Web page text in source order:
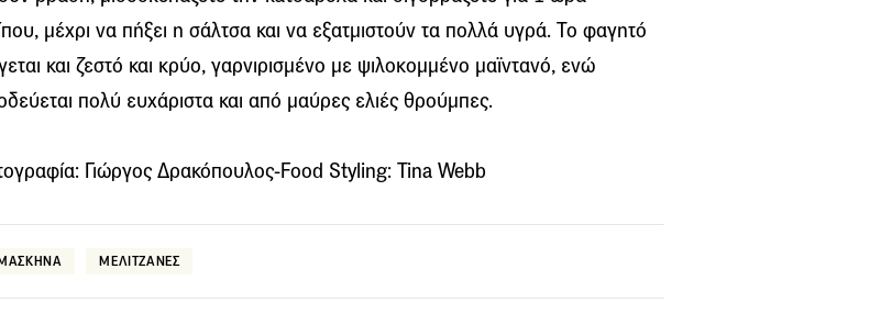
μέχρι να πήξει η σάλτσα και να εξατμιστούν τα πολλά υγρά. Το φαγητό
και ζεστό και κρύο, γαρνιρισμένο με ψιλοκομμένο μαϊντανό, ενώ
πολύ ευχάριστα και από μαύρες ελιές θρούμπες.
Γιώργος Δρακόπουλος-Food Styling: Tina Webb
ΜΕΛΙΤΖΑΝΕΣ